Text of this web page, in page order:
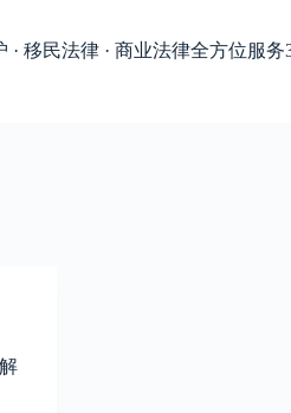
移民法律 · 商业法律全方位服务